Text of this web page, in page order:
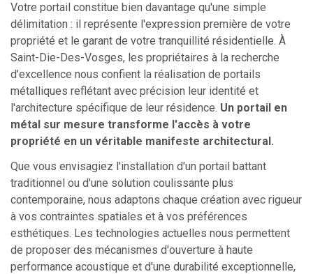
Votre portail constitue bien davantage qu'une simple
délimitation : il représente l'expression première de votre
propriété et le garant de votre tranquillité résidentielle. À
Saint-Die-Des-Vosges, les propriétaires à la recherche
d'excellence nous confient la réalisation de portails
métalliques reflétant avec précision leur identité et
l'architecture spécifique de leur résidence. Un portail en
métal sur mesure transforme l'accès à votre
propriété en un véritable manifeste architectural.
Que vous envisagiez l'installation d'un portail battant
traditionnel ou d'une solution coulissante plus
contemporaine, nous adaptons chaque création avec rigueur
à vos contraintes spatiales et à vos préférences
esthétiques. Les technologies actuelles nous permettent
de proposer des mécanismes d'ouverture à haute
performance acoustique et d'une durabilité exceptionnelle,